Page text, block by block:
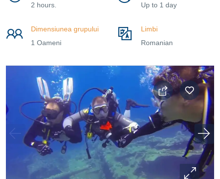
2 hours.
Up to 1 day
Dimensiunea grupului
1 Oameni
Limbi
Romanian